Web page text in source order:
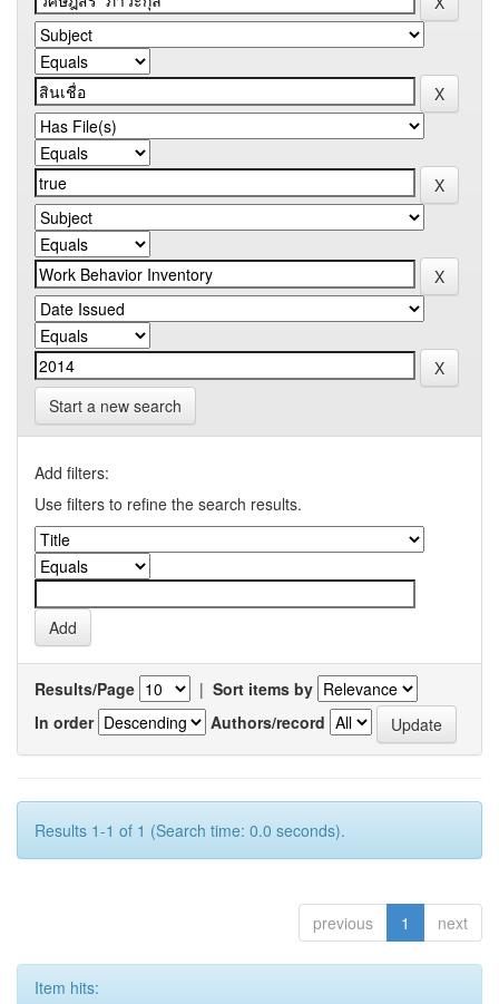
Start a new search
Add filters:
Use filters to refine the search results.
Results/Page | Sort items by
In order
Authors/record
Results 1-1 of 1 (Search time: 0.0 seconds).
previous 1 next
Item hits: